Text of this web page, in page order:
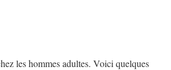
les hommes adultes. Voici quelques